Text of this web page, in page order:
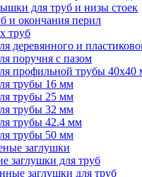
для труб и низы стоек
и окончания перил
труб
деревянного и
поручня с пазом
профильной трубы 40х40
трубы 16 мм
трубы 25 мм
трубы 32 мм
трубы 42.4 мм
трубы 50 мм
заглушки
заглушки для труб
заглушки для труб